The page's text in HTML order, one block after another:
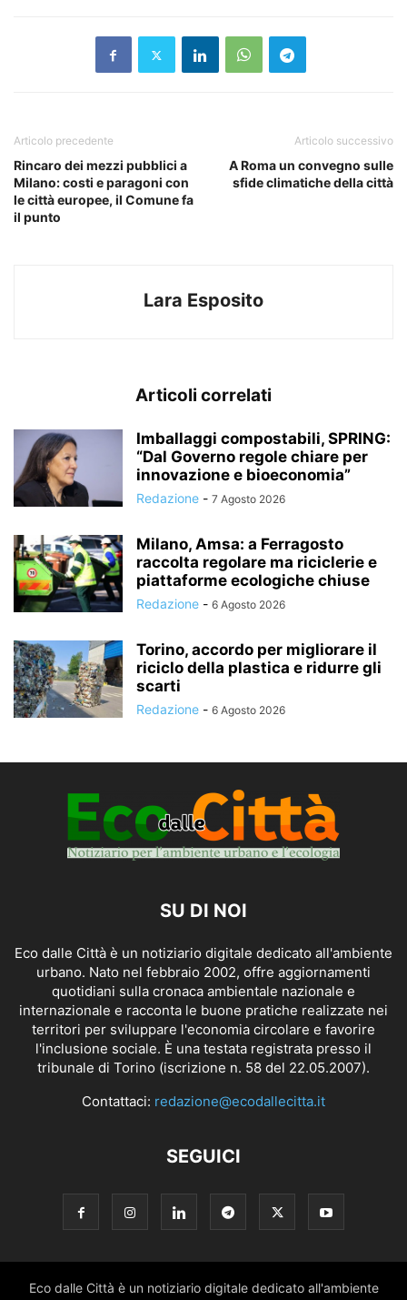
Articolo precedente
Rincaro dei mezzi pubblici a
Milano: costi e paragoni con
le città europee, il Comune fa
il punto
Articolo successivo
A Roma un convegno sulle
sfide climatiche della città
Lara Esposito
Articoli correlati
Imballaggi compostabili, SPRING:
“Dal Governo regole chiare per
innovazione e bioeconomia”
Redazione - 7 Agosto 2026
Milano, Amsa: a Ferragosto
raccolta regolare ma riciclerie e
piattaforme ecologiche chiuse
Redazione - 6 Agosto 2026
Torino, accordo per migliorare il
riciclo della plastica e ridurre gli
scarti
Redazione - 6 Agosto 2026
SU DI NOI
Eco dalle Città è un notiziario digitale dedicato all'ambiente
urbano. Nato nel febbraio 2002, offre aggiornamenti
quotidiani sulla cronaca ambientale nazionale e
internazionale e racconta le buone pratiche realizzate nei
territori per sviluppare l'economia circolare e favorire
l'inclusione sociale. È una testata registrata presso il
tribunale di Torino (iscrizione n. 58 del 22.05.2007).
Contattaci: redazione@ecodallecitta.it
SEGUICI
Eco dalle Città è un notiziario digitale dedicato all'ambiente